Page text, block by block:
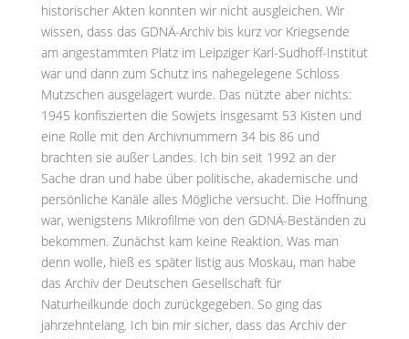
historischer Akten konnten wir nicht ausgleichen. Wir
wissen, dass das GDNÄ-Archiv bis kurz vor Kriegsende
am angestammten Platz im Leipziger Karl-Sudhoff-Institut
war und dann zum Schutz ins nahegelegene Schloss
Mutzschen ausgelagert wurde. Das nützte aber nichts:
1945 konfiszierten die Sowjets insgesamt 53 Kisten und
eine Rolle mit den Archivnummern 34 bis 86 und
brachten sie außer Landes. Ich bin seit 1992 an der
Sache dran und habe über politische, akademische und
persönliche Kanäle alles Mögliche versucht. Die Hoffnung
war, wenigstens Mikrofilme von den GDNÄ-Beständen zu
bekommen. Zunächst kam keine Reaktion. Was man
denn wolle, hieß es später listig aus Moskau, man habe
das Archiv der Deutschen Gesellschaft für
Naturheilkunde doch zurückgegeben. So ging das
jahrzehntelang. Ich bin mir sicher, dass das Archiv der